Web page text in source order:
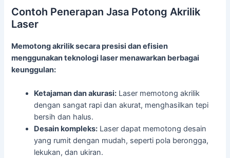
Contoh Penerapan Jasa Potong Akrilik
Laser
Memotong akrilik secara presisi dan efisien
menggunakan teknologi laser menawarkan berbagai
keunggulan:
Ketajaman dan akurasi: Laser memotong akrilik
dengan sangat rapi dan akurat, menghasilkan tepi
bersih dan halus.
Desain kompleks: Laser dapat memotong desain
yang rumit dengan mudah, seperti pola berongga,
lekukan, dan ukiran.